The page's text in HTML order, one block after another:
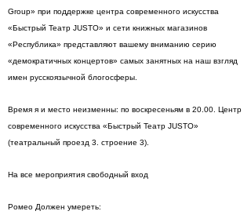
Group» при поддержке центра современного искусства
«Быстрый Театр JUSTO» и сети книжных магазинов
«Республика» представляют вашему вниманию серию
«демократичных концертов» самых занятных на наш взгляд
имен русскоязычной блогосферы.
Время я и место неизменны: по воскресеньям в 20.00. Центр
современного искусства «Быстрый Театр JUSTO»
(театральный проезд 3. строение 3).
На все мероприятия свободный вход
Ромео Должен умереть: